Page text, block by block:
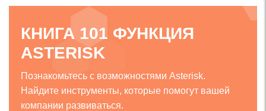
КНИГА 101 ФУНКЦИЯ
ASTERISK
Познакомьтесь с возможностями Asterisk.
Найдите инструменты, которые помогут вашей
компании развиваться.